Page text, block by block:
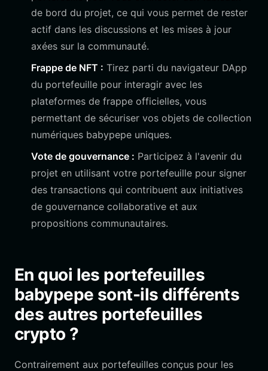
de bord du projet, ce qui vous permet de rester
actif dans les discussions et les mises à jour
axées sur la communauté.
Frappe de NFT : Tirez parti du navigateur DApp
du portefeuille pour interagir avec les
plateformes de frappe officielles, vous
permettant de sécuriser vos objets de collection
numériques babypepe uniques.
Vote de gouvernance : Participez à l'avenir du
projet en utilisant votre portefeuille pour signer
des transactions qui contribuent aux initiatives
de gouvernance collaborative et aux
propositions communautaires.
En quoi les portefeuilles
babypepe sont-ils différents
des autres portefeuilles
crypto ?
Contrairement aux portefeuilles conçus pour les